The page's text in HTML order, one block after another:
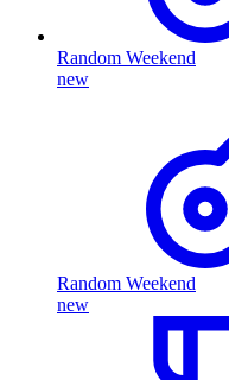
Random Weekend
new
Random Weekend
new